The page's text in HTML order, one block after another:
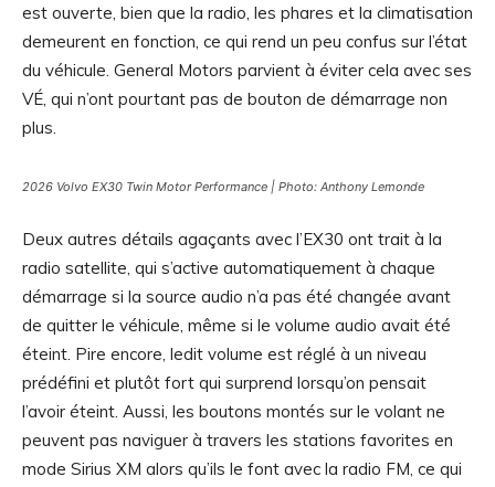
est ouverte, bien que la radio, les phares et la climatisation
demeurent en fonction, ce qui rend un peu confus sur l’état
du véhicule. General Motors parvient à éviter cela avec ses
VÉ, qui n’ont pourtant pas de bouton de démarrage non
plus.
2026 Volvo EX30 Twin Motor Performance | Photo: Anthony Lemonde
Deux autres détails agaçants avec l’EX30 ont trait à la
radio satellite, qui s’active automatiquement à chaque
démarrage si la source audio n’a pas été changée avant
de quitter le véhicule, même si le volume audio avait été
éteint. Pire encore, ledit volume est réglé à un niveau
prédéfini et plutôt fort qui surprend lorsqu’on pensait
l’avoir éteint. Aussi, les boutons montés sur le volant ne
peuvent pas naviguer à travers les stations favorites en
mode Sirius XM alors qu’ils le font avec la radio FM, ce qui